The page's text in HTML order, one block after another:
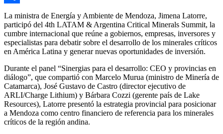
Compartir
La ministra de Energía y Ambiente de Mendoza, Jimena Latorre,
participó del 4th LATAM & Argentina Critical Minerals Summit, la
cumbre internacional que reúne a gobiernos, empresas, inversores y
especialistas para debatir sobre el desarrollo de los minerales críticos
en América Latina y generar nuevas oportunidades de inversión.
Durante el panel “Sinergias para el desarrollo: CEO y provincias en
diálogo”, que compartió con Marcelo Murua (ministro de Minería de
Catamarca), José Gustavo de Castro (director ejecutivo de
ARLI/Charge Lithium) y Bárbara Cozzi (gerente país de Lake
Resources), Latorre presentó la estrategia provincial para posicionar
a Mendoza como centro financiero de referencia para los minerales
críticos de la región andina.